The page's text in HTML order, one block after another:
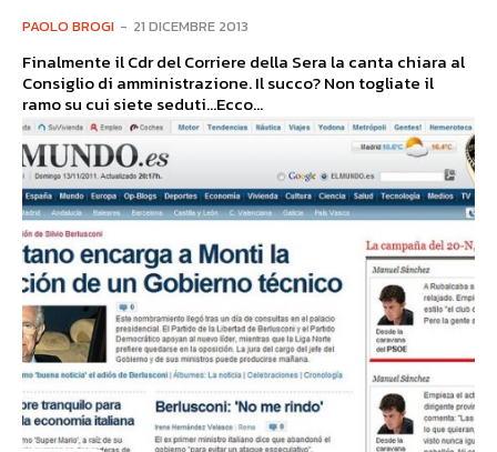
PAOLO BROGI - 21 DICEMBRE 2013
Finalmente il Cdr del Corriere della Sera la canta chiara al
Consiglio di amministrazione. Il succo? Non togliate il
ramo su cui siete seduti…Ecco...